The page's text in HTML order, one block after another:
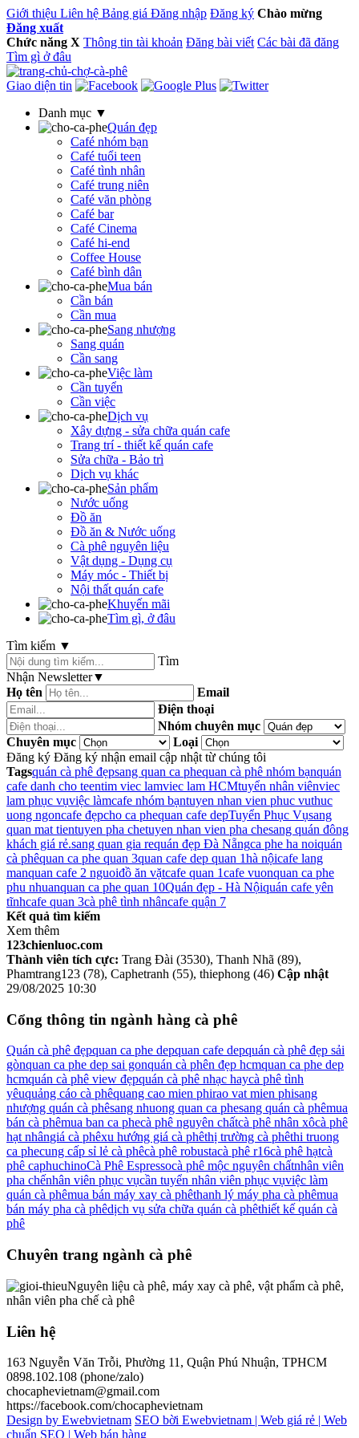
Giới thiệu Liên hệ Bảng giá Đăng nhập Đăng ký Chào mừng
Đăng xuất
Chức năng X Thông tin tài khoản Đăng bài viết Các bài đã đăng
Tìm gì ở đâu
Giao diện tin
Danh mục ▼
Quán đẹp
Café nhóm bạn
Café tuổi teen
Café tình nhân
Café trung niên
Café văn phòng
Café bar
Café Cinema
Café hi-end
Coffee House
Café bình dân
Mua bán
Cần bán
Cần mua
Sang nhượng
Sang quán
Cần sang
Việc làm
Cần tuyển
Cần việc
Dịch vụ
Xây dựng - sửa chữa quán cafe
Trang trí - thiết kế quán cafe
Sửa chữa - Bảo trì
Dịch vụ khác
Sản phẩm
Nước uống
Đồ ăn
Đồ ăn & Nước uống
Cà phê nguyên liệu
Vật dụng - Dụng cụ
Máy móc - Thiết bị
Nội thất quán cafe
Khuyến mãi
Tìm gì, ở đâu
Tìm kiếm ▼
Tìm
Nhận Newsletter▼
Họ tên
Email
Điện thoại
Nhóm chuyên mục
Chuyên mục
Loại
Đăng ký Đăng ký nhận email cập nhật từ chúng tôi
Tagsquán cà phê đẹpsang quan ca phequan cà phê nhóm bạnquán
cafe danh cho teentim viec lamviec lam HCMtuyển nhân viênviec
lam phục vụviệc làmcafe nhóm bạntuyen nhan vien phuc vuthuc
uong ngoncafe đẹpcho ca phequan cafe depTuyển Phục Vụsang
quan mat tientuyen pha chetuyen nhan vien pha chesang quán đông
khách giá rẻ.sang quan gia requán đẹp Đà Nẵngca phe ha noiquán
cà phêquan ca phe quan 3quan cafe dep quan 1hà nộicafe lang
manquan cafe 2 nguoiđồ ăn vặtcafe quan 1cafe vuonquan ca phe
phu nhuanquan ca phe quan 10Quán đẹp - Hà Nộiquán cafe yên
tĩnhcafe quan 3cà phê tình nhâncafe quận 7
Kết quả tìm kiếm
Xem thêm
123chienluoc.com
Thành viên tích cực: Trang Đài (3530), Thanh Nhã (89),
Phamtrang123 (78), Caphetranh (55), thiephong (46) Cập nhật
29/08/2025 10:30
Cổng thông tin ngành hàng cà phê
Quán cà phê đẹpquan ca phe depquan cafe depquán cà phê đẹp sải
gònquan ca phe dep sai gonquán cà phên đẹp hcmquan ca phe dep
hcmquán cà phê view đẹpquán cà phê nhạc haycà phê tình
yêuquảng cáo cà phêquang cao mien phirao vat mien phisang
nhượng quán cà phêsang nhuong quan ca phesang quán cà phêmua
bán cà phêmua ban ca phecà phê nguyên chấtcà phê nhân xôcà phê
hạt nhângiá cà phêxu hướng giá cà phêthị trường cà phêthi truong
ca phecung cấp sỉ lẻ cà phêcà phê robustacà phê r16cà phê hạtcà
phê caphuchinoCà Phê Espressocà phê mộc nguyên chấtnhân viên
pha chếnhân viên phục vụcần tuyển nhân viên phục vụviệc làm
quán cà phêmua bán máy xay cà phêthanh lý máy pha cà phêmua
bán máy pha cà phêdịch vụ sửa chữa quán cà phêthiết kế quán cà
phê
Chuyên trang ngành cà phê
Nguyên liệu cà phê, máy xay cà phê, vật phẩm cà phê,
nhân viên pha chế cà phê
Liên hệ
163 Nguyễn Văn Trỗi, Phường 11, Quận Phú Nhuận, TPHCM
0898.102.108 (phone/zalo)
chocaphevietnam@gmail.com
https://facebook.com/chocaphevietnam
Design by Ewebvietnam SEO bời Ewebvietnam | Web giá rẻ | Web
chuẩn SEO | Web bán hàng